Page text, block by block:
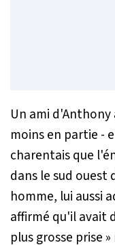
Un ami
moins en partie -
charentais que
dans le sud
homme, lui aussi
affirmé qu'il avait
plus grosse prise